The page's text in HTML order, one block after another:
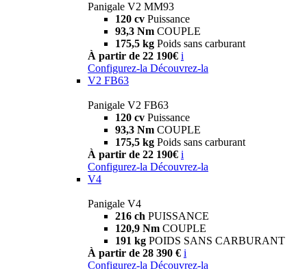
Panigale V2 MM93
120 cv Puissance
93,3 Nm COUPLE
175,5 kg Poids sans carburant
À partir de 22 190€ i
Configurez-la Découvrez-la
V2 FB63
Panigale V2 FB63
120 cv Puissance
93,3 Nm COUPLE
175,5 kg Poids sans carburant
À partir de 22 190€ i
Configurez-la Découvrez-la
V4
Panigale V4
216 ch PUISSANCE
120,9 Nm COUPLE
191 kg POIDS SANS CARBURANT
À partir de 28 390 € i
Configurez-la Découvrez-la